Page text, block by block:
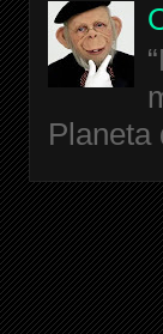
Planeta